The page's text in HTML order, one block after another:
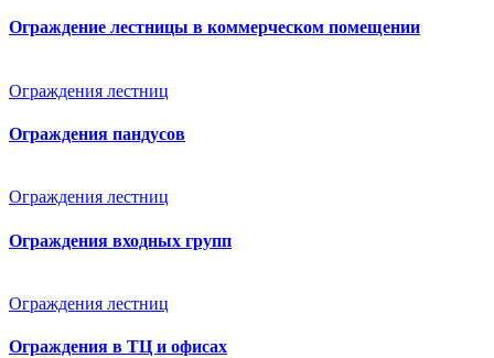
Ограждение лестницы в коммерческом помещении
Ограждения лестниц
Ограждения пандусов
Ограждения лестниц
Ограждения входных групп
Ограждения лестниц
Ограждения в ТЦ и офисах